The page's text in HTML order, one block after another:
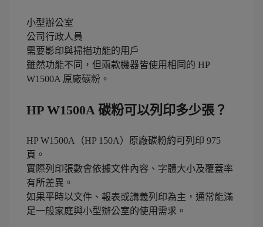
小型辦公室
公司行政人員
需要影印與掃描功能的用戶
雖然功能不同，但兩款機器皆使用相同的 HP
W1500A 原廠碳粉。
HP W1500A 碳粉可以列印多少張？
HP W1500A（HP 150A）原廠碳粉約可列印 975
頁。
實際列印張數會依據文件內容、字體大小及覆蓋率
有所差異。
如果平時以文件、報表或講義列印為主，通常能滿
足一般家庭與小型辦公室的使用需求。